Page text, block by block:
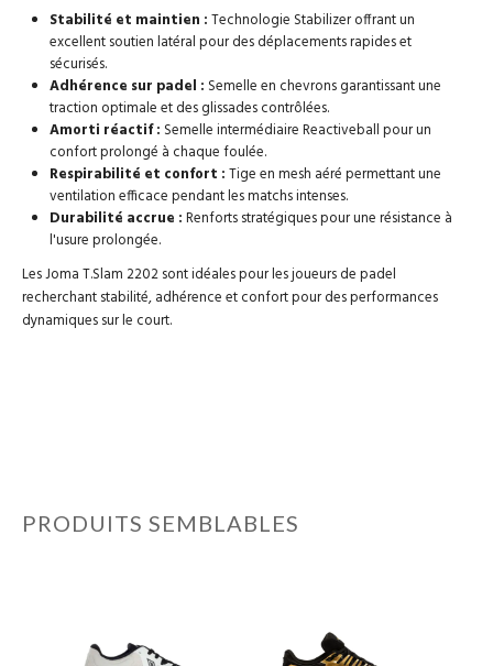
Stabilité et maintien :Technologie Stabilizer offrant un
excellent soutien latéral pour des déplacements rapides et
sécurisés.
Adhérence sur padel : Semelle en chevrons garantissant une
traction optimale et des glissades contrôlées.
Amorti réactif : Semelle intermédiaire Reactiveball pour un
confort prolongé à chaque foulée.
Respirabilité et confort :Tige en mesh aéré permettant une
ventilation efficace pendant les matchs intenses.
Durabilité accrue :Renforts stratégiques pour une résistance à
l'usure prolongée.
Les Joma T.Slam 2202 sont idéales pour les joueurs de padel
recherchant stabilité, adhérence et confort pour des performances
dynamiques sur le court.
PRODUITS SEMBLABLES